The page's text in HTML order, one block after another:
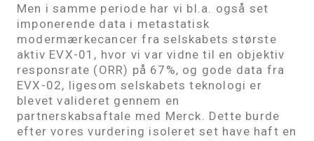
Men i samme periode har vi bl.a. også set
imponerende data i metastatisk
modermærkecancer fra selskabets største
aktiv EVX-01, hvor vi var vidne til en objektiv
responsrate (ORR) på 67%, og gode data fra
EVX-02, ligesom selskabets teknologi er
blevet valideret gennem en
partnerskabsaftale med Merck. Dette burde
efter vores vurdering isoleret set have haft en